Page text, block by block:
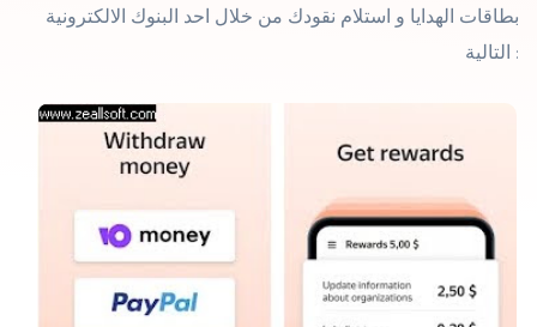
بطاقات الهدايا و استلام نقودك من خلال احد البنوك الالكترونية
التالية :